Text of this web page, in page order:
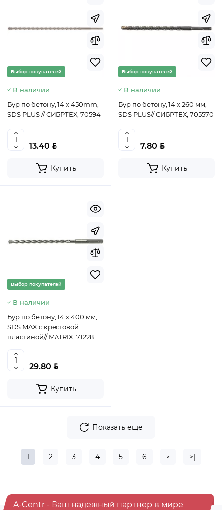
Выбор покупателей
В наличии
Бур по бетону, 14 x 450mm,
SDS PLUS // СИБРТЕХ, 70594
13.40 BYN
Купить
Выбор покупателей
В наличии
Бур по бетону, 14 х 260 мм,
SDS PLUS// СИБРТЕХ, 705570
7.80 BYN
Купить
Выбор покупателей
В наличии
Бур по бетону, 14 х 400 мм,
SDS MAX c крестовой
пластиной// MATRIX, 71228
29.80 BYN
Купить
Показать еще
1 2 3 4 5 6 > >|
A-Centr - Ваш надежный партнер в мире